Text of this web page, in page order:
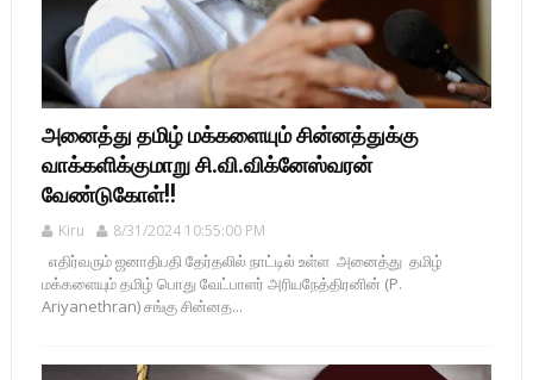
அனைத்து தமிழ் மக்களையும் சின்னத்துக்கு
வாக்களிக்குமாறு சி.வி.விக்னேஸ்வரன்
வேண்டுகோள்!!
Kiru 8/31/2024 10:55:00 PM
எதிர்வரும் ஜனாதிபதி தேர்தலில் நாட்டில் உள்ள அனைத்து தமிழ்
மக்களையும் தமிழ் பொது வேட்பாளர் அரியநேத்திரனின் (P.
Ariyanethran) சங்கு சின்னத...